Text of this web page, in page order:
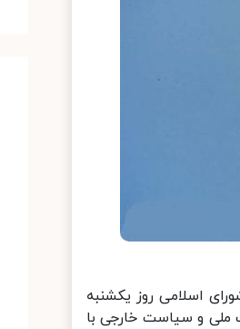
اسلامی روز یکشنبه
و سیاست خارجی با